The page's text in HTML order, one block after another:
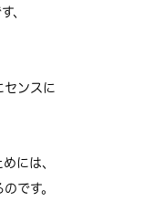
、
センスに
には、
です。